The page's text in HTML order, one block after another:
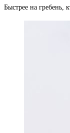
Быстрее на гребень,